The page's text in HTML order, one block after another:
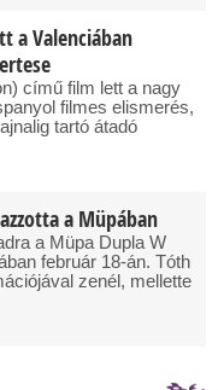
a Valenciában
című film lett a nagy
filmes elismerés,
tartó átadó
a Müpában
a Müpa Dupla W
február 18-án. Tóth
zenél, mellette